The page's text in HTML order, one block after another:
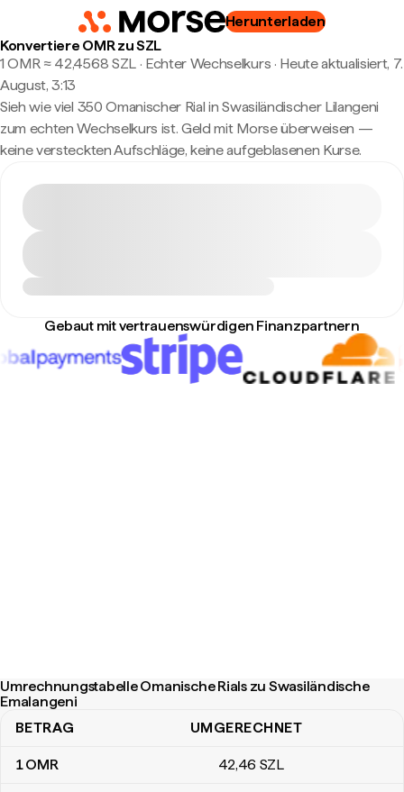
Herunterladen
Konvertiere OMR zu SZL
1 OMR ≈ 42,4568 SZL · Echter Wechselkurs · Heute aktualisiert, 7.
August, 3:13
Sieh wie viel 350 Omanischer Rial in Swasiländischer Lilangeni
zum echten Wechselkurs ist. Geld mit Morse überweisen —
keine versteckten Aufschläge, keine aufgeblasenen Kurse.
Gebaut mit vertrauenswürdigen Finanzpartnern
Umrechnungstabelle Omanische Rials zu Swasiländische
Emalangeni
Umrechnungstabelle Omanische Rials zu Swasiländische
BETRAG UMGERECHNET
1OMR 42,46 SZL